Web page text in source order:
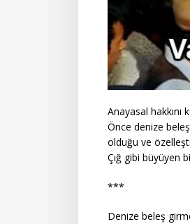
Anayasal
Önce denize
olduğu ve
Çığ gibi büyüyen
***
Denize beleş